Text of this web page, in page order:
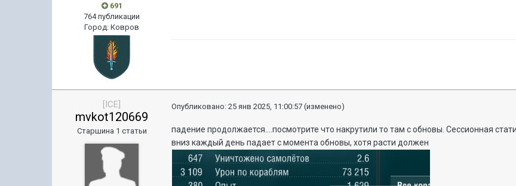
691
764 публикации
Город:Ковров
[ICE]
mvkot120669
Старшина 1 статьи
Опубликовано:25 янв 2025, 11:00:57 (изменено)
падение продолжается....посмотрите что накрутили то там с обновы. Сессионная
вниз каждый день падает с момента обновы, хотя расти должен